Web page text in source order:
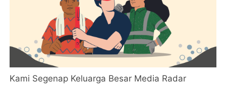
Kami Segenap Keluarga Besar Media Radar